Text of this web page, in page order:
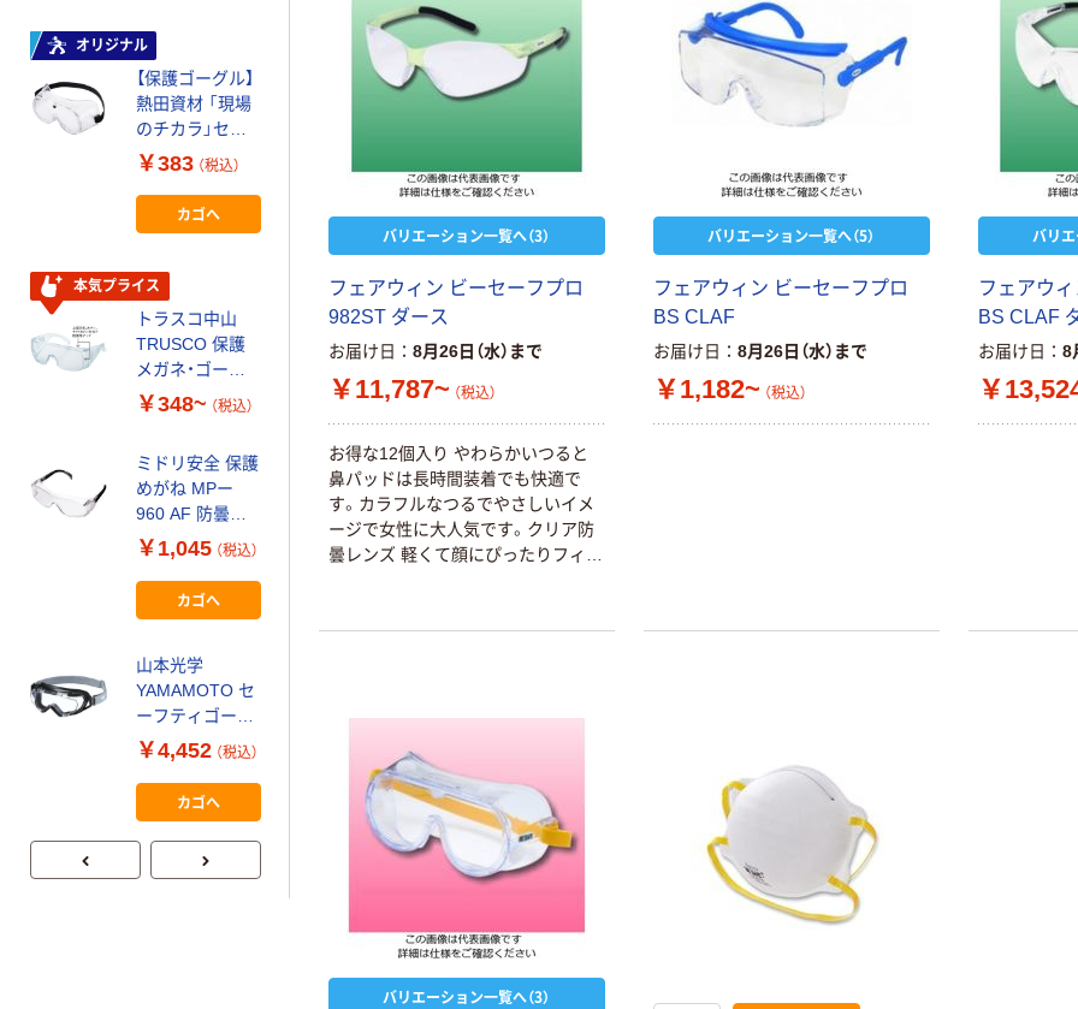
バリエーション一覧へ（3）
フェアウィン ビーセーフプロ
982ST ダース
お届け日 8月26日（水）まで
￥11,787~ （税込）
お得な12個入り やわらかいつると
鼻パッドは長時間装着でも快適で
す。カラフルなつるでやさしいイメ
ージで女性に大人気です。クリア防
曇レンズ 軽くて顔にぴったりフィッ
バリエーション一覧へ（5）
フェアウィン ビーセーフプロ
BS CLAF
お届け日 8月26日（水）まで
￥1,182~ （税込）
バリエ
フェアウ
BS CLAF
お届け日 8
￥
バリエーション一覧へ（3）
オリジナル
【保護ゴーグル】
熱田資材 「現場
のチカラ」セー
フティゴーグル
り止め・キズ防
止加工 1個 オ
￥383 （税込）
カゴへ
本気プライス
トラスコ中山
TRUSCO 保護
メガネ・ゴーグ
ル メガネ併用
透明 364-6343
￥348~ （税込）
ミドリ安全 保護
めがね MPー
960 AF 防曇コ
ート
4012100611 1
個（直送品）
￥1,045 （税込）
カゴへ
山本光学
YAMAMOTO セ
ーフティゴーグ
ル(マニュアルベ
ンチレーション)
YG-1100 PAF 1
個 699-0532（直
送品）
￥4,452 （税込）
カゴへ
パン 3M 保護ゴ
グル334AF
￥1,232~
メガネ併用 保護
めがね
NO338ME
￥1,147 （税込）
カゴへ
グル
￥1,540~
（税込）
ハート光学 コー
ルマン 偏光サン
グラス CO5020
￥1,626~
（税込）
トラスコ中山
量保護めがね ク
リアレンズ
￥1,326~
ア プロテクガー
ド保護メガネ/1
個単位 67670 ク
リーンガード
V20エンビジョ
￥11,060
（税込）
カゴへ
4-5143-01 1個
（税込）
山本光学 JIS保
￥3,264~
（税込）